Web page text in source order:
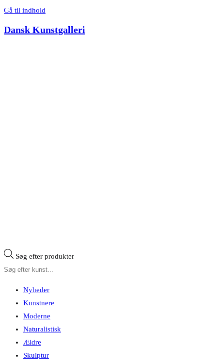
Gå til indhold
Dansk Kunstgalleri
Søg efter produkter
Nyheder
Kunstnere
Moderne
Naturalistisk
Ældre
Skulptur